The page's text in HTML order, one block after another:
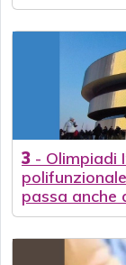
3 - Olimpiadi
passa anche